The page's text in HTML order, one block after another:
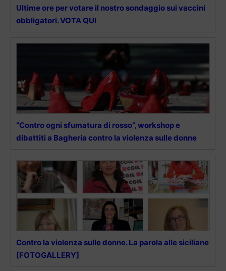
Ultime ore per votare il nostro sondaggio sui vaccini
obbligatori. VOTA QUI
“Contro ogni sfumatura di rosso”, workshop e
dibattiti a Bagheria contro la violenza sulle donne
Contro la violenza sulle donne. La parola alle siciliane
[FOTOGALLERY]